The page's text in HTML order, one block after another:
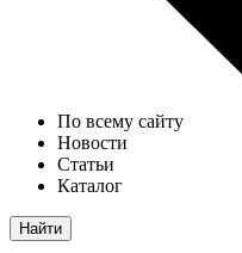
По всему сайту
Новости
Статьи
Каталог
Найти